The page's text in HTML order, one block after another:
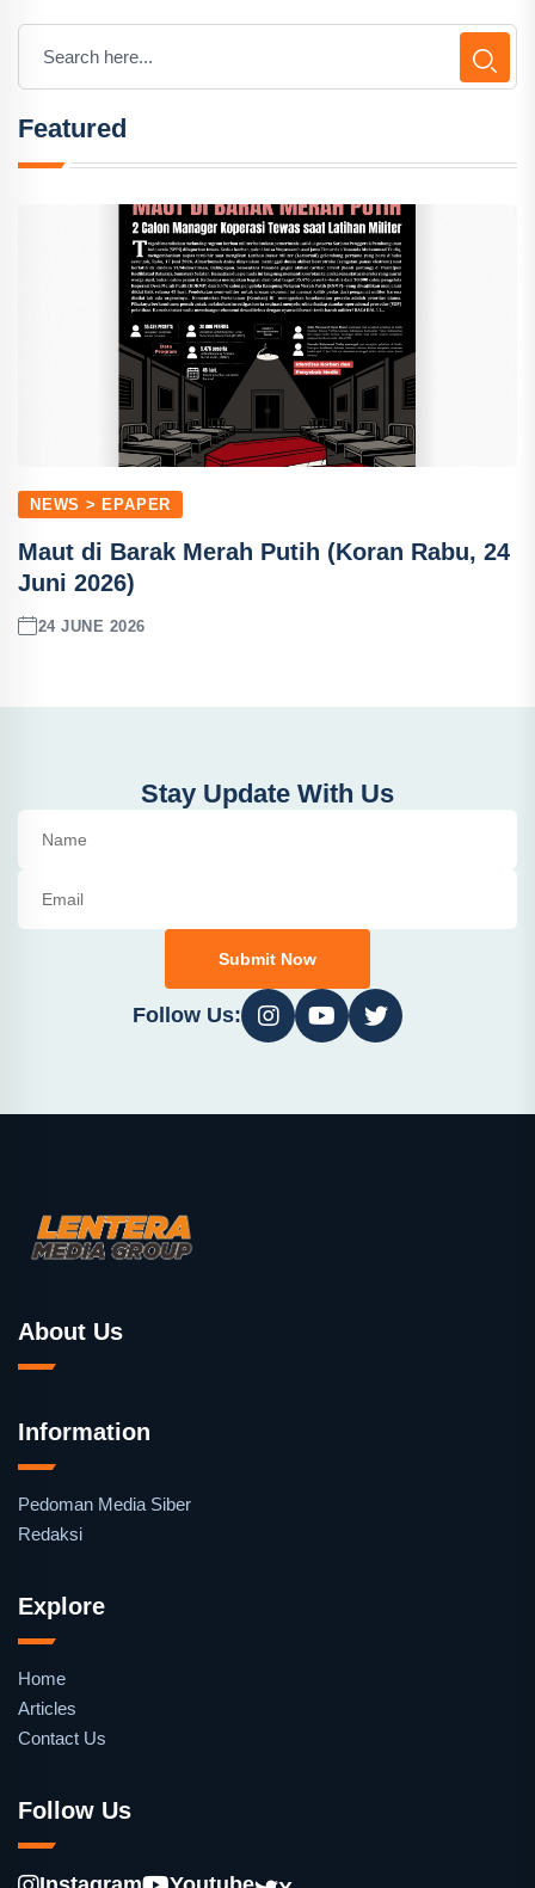
Featured
NEWS > EPAPER
Maut di Barak Merah Putih (Koran Rabu, 24
Juni 2026)
24 JUNE 2026
Stay Update With Us
Submit Now
Follow Us:
About Us
Information
Pedoman Media Siber
Redaksi
Explore
Home
Articles
Contact Us
Follow Us